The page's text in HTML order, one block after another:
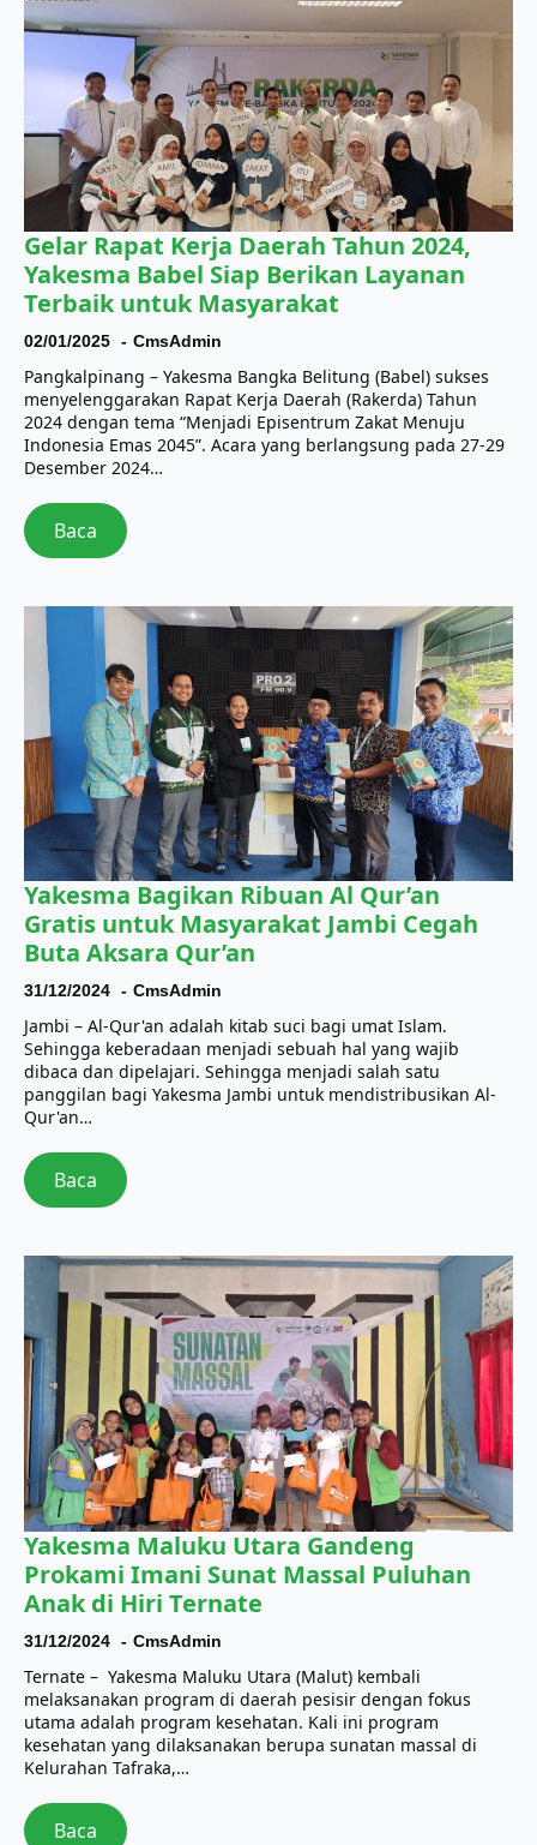
Gelar Rapat Kerja Daerah Tahun 2024,
Yakesma Babel Siap Berikan Layanan
Terbaik untuk Masyarakat
02/01/2025 CmsAdmin
Pangkalpinang – Yakesma Bangka Belitung (Babel) sukses
menyelenggarakan Rapat Kerja Daerah (Rakerda) Tahun
2024 dengan tema “Menjadi Episentrum Zakat Menuju
Indonesia Emas 2045”. Acara yang berlangsung pada 27-29
Desember 2024…
Baca
Yakesma Bagikan Ribuan Al Qur’an
Gratis untuk Masyarakat Jambi Cegah
Buta Aksara Qur’an
31/12/2024 CmsAdmin
Jambi – Al-Qur'an adalah kitab suci bagi umat Islam.
Sehingga keberadaan menjadi sebuah hal yang wajib
dibaca dan dipelajari. Sehingga menjadi salah satu
panggilan bagi Yakesma Jambi untuk mendistribusikan Al-
Qur'an…
Baca
Yakesma Maluku Utara Gandeng
Prokami Imani Sunat Massal Puluhan
Anak di Hiri Ternate
31/12/2024 CmsAdmin
Ternate – Yakesma Maluku Utara (Malut) kembali
melaksanakan program di daerah pesisir dengan fokus
utama adalah program kesehatan. Kali ini program
kesehatan yang dilaksanakan berupa sunatan massal di
Kelurahan Tafraka,…
Baca